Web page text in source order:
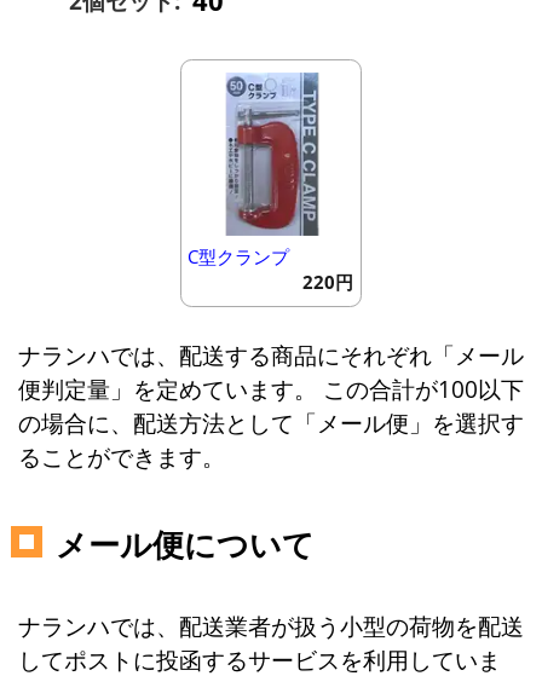
C型クランプ
220円
ナランハでは、配送する商品にそれぞれ「メール
便判定量」を定めています。 この合計が100以下
の場合に、配送方法として「メール便」を選択す
ることができます。
メール便について
ナランハでは、配送業者が扱う小型の荷物を配送
してポストに投函するサービスを利用していま